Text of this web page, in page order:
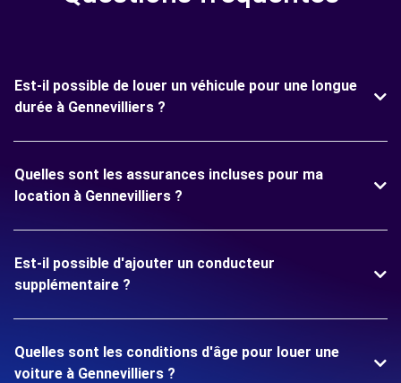
Est-il possible de louer un véhicule pour une longue
durée à Gennevilliers ?
Quelles sont les assurances incluses pour ma
location à Gennevilliers ?
Est-il possible d'ajouter un conducteur
supplémentaire ?
Quelles sont les conditions d'âge pour louer une
voiture à Gennevilliers ?